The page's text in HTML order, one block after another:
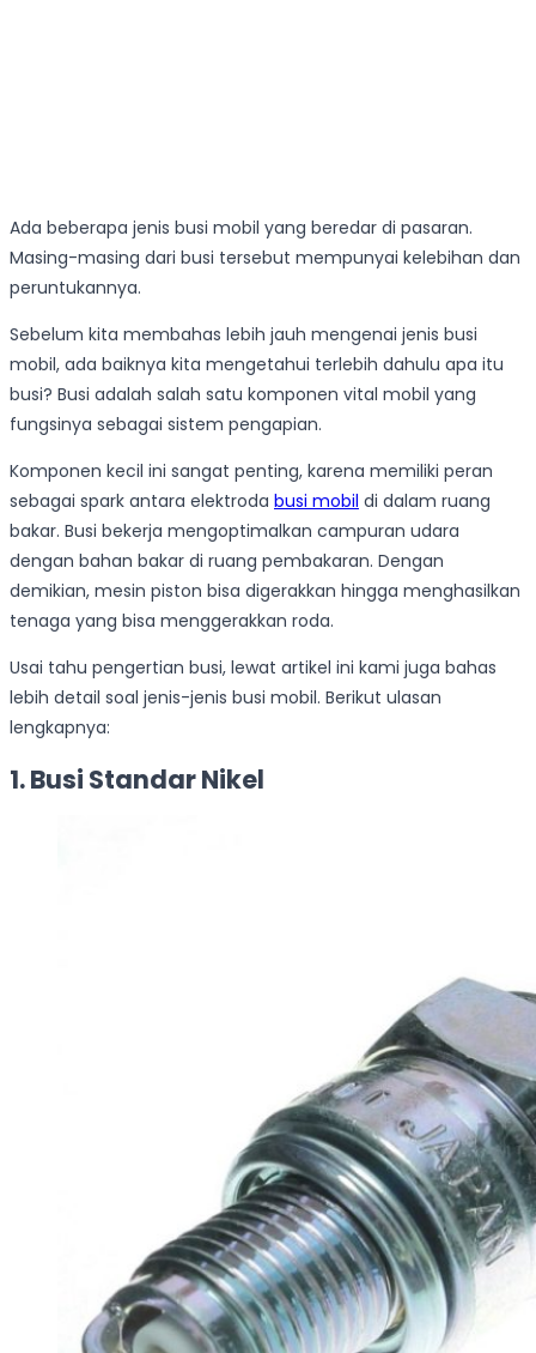
Ada beberapa jenis busi mobil yang beredar di pasaran.
Masing-masing dari busi tersebut mempunyai kelebihan dan
peruntukannya.
Sebelum kita membahas lebih jauh mengenai jenis busi
mobil, ada baiknya kita mengetahui terlebih dahulu apa itu
busi? Busi adalah salah satu komponen vital mobil yang
fungsinya sebagai sistem pengapian.
Komponen kecil ini sangat penting, karena memiliki peran
sebagai spark antara elektroda busi mobil di dalam ruang
bakar. Busi bekerja mengoptimalkan campuran udara
dengan bahan bakar di ruang pembakaran. Dengan
demikian, mesin piston bisa digerakkan hingga menghasilkan
tenaga yang bisa menggerakkan roda.
Usai tahu pengertian busi, lewat artikel ini kami juga bahas
lebih detail soal jenis-jenis busi mobil. Berikut ulasan
lengkapnya:
1. Busi Standar Nikel